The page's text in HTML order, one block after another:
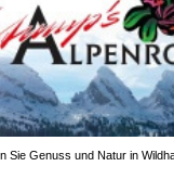
Sie Genuss und Natur in